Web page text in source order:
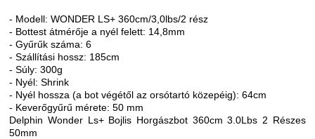
- Modell: WONDER LS+ 360cm/3,0lbs/2 rész
- Bottest átmérője a nyél felett: 14,8mm
- Gyűrűk száma: 6
- Szállítási hossz: 185cm
- Súly: 300g
- Nyél: Shrink
- Nyél hossza (a bot végétől az orsótartó közepéig): 64cm
- Keverőgyűrű mérete: 50 mm
Delphin Wonder Ls+ Bojlis Horgászbot 360cm 3.0Lbs 2 Részes
50mm